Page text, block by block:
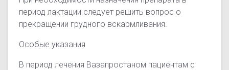
период лактации следует решить вопрос о
прекращении грудного вскармливания.
Особые указания
В период лечения Вазапростаном пациентам с